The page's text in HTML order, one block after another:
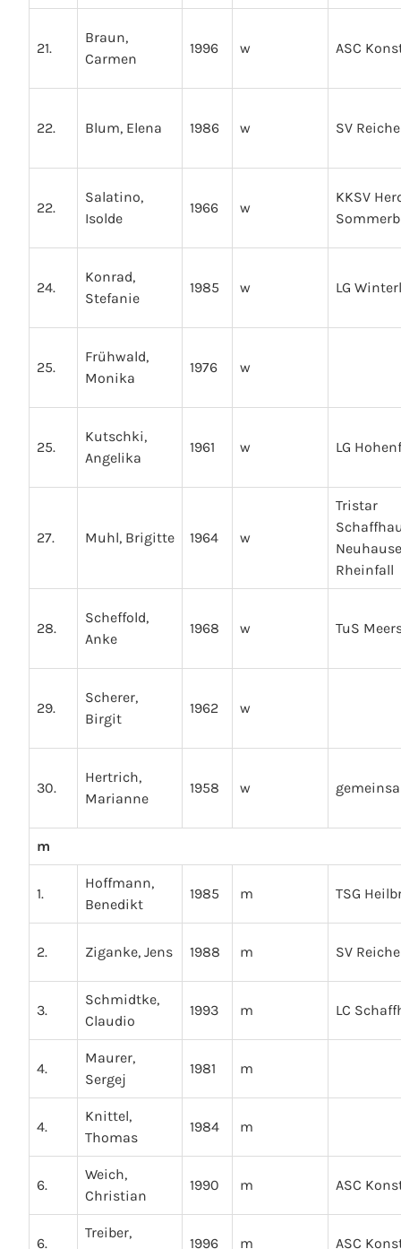
21.
Braun,
Carmen
1996 w ASC
22. Blum, Elena 1986 w SV
22.
Salatino,
Isolde
1966 w
KKSV
24.
Konrad,
Stefanie
1985 w LG
25.
Frühwald,
Monika
1976 w
25.
Kutschki,
Angelika
1961 w LG
27. Muhl, Brigitte 1964 w
Tristar
Rheinfall
28.
Scheffold,
Anke
1968 w TuS
29.
Scherer,
Birgit
1962 w
30.
Hertrich,
Marianne
1958 w
m
1.
Hoffmann,
Benedikt
1985 m TSG
2. Ziganke, Jens 1988 m SV
3.
Schmidtke,
Claudio
1993 m LC
4.
Maurer,
Sergej
1981 m
4.
Knittel,
Thomas
1984 m
6.
Weich,
Christian
1990 m ASC
6.
Treiber,
1996 m ASC